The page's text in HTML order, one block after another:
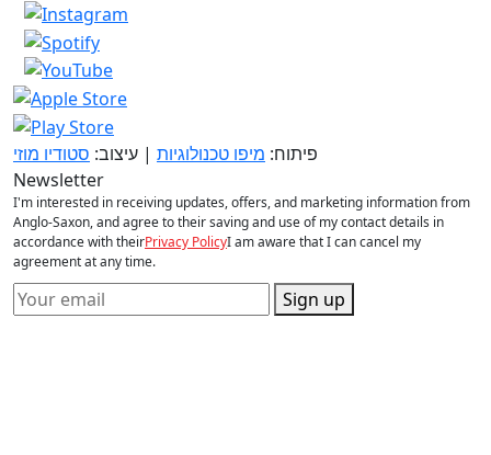
פיתוח: מיפו טכנולוגיות | עיצוב: סטודיו מוזי
Newsletter
I'm interested in receiving updates, offers, and marketing information from
Anglo-Saxon, and agree to their saving and use of my contact details in
accordance with theirPrivacy PolicyI am aware that I can cancel my
agreement at any time.
Sign up